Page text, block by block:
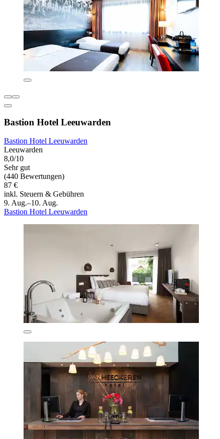
Bastion Hotel Leeuwarden
Bastion Hotel Leeuwarden
Leeuwarden
8,0/10
Sehr gut
(440 Bewertungen)
87 €
inkl. Steuern & Gebühren
9. Aug.–10. Aug.
Bastion Hotel Leeuwarden